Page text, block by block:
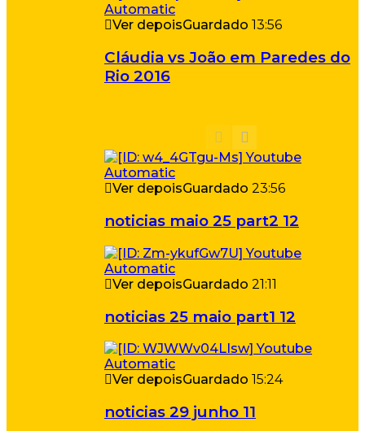
Ver depoisGuardado 13:56
Cláudia vs João em Paredes do
Rio 2016
Ver depoisGuardado 23:56
noticias maio 25 part2 12
Ver depoisGuardado 21:11
noticias 25 maio part1 12
Ver depoisGuardado 15:24
noticias 29 junho 11